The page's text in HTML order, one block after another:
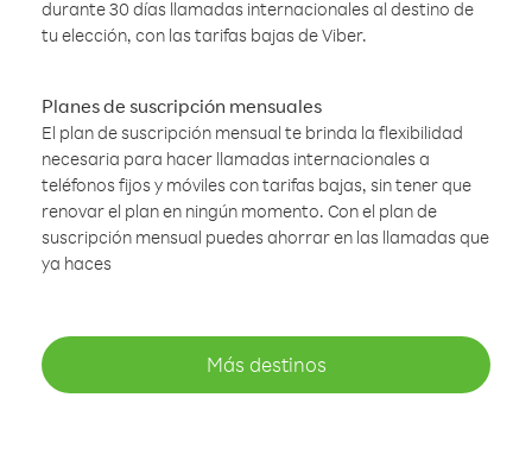
durante 30 días llamadas internacionales al destino de
tu elección, con las tarifas bajas de Viber.
Planes de suscripción mensuales
El plan de suscripción mensual te brinda la flexibilidad
necesaria para hacer llamadas internacionales a
teléfonos fijos y móviles con tarifas bajas, sin tener que
renovar el plan en ningún momento. Con el plan de
suscripción mensual puedes ahorrar en las llamadas que
ya haces
Más destinos